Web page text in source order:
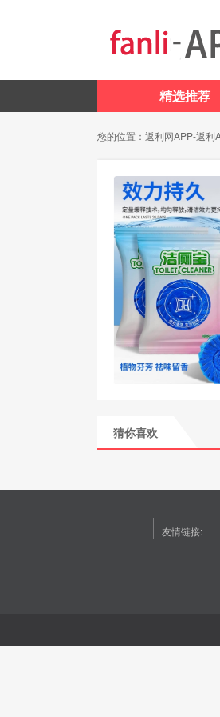
精选推荐
您的位置： 返利网APP-返利
猜你喜欢
友情链接: